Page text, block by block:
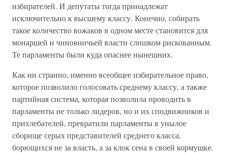
избирателей. И депутаты тогда принадлежат
исключительно к высшему классу. Конечно, собирать
такое количество вожаков в одном месте становится для
монаршей и чиновничьей власти слишком рискованным.
Те парламенты были куда опаснее нынешних.
Как ни странно, именно всеобщее избирательное право,
которое позволило голосовать среднему классу, а также
партийная система, которая позволила проводить в
парламенты не только лидеров, но и их сподвижников и
прихлебателей, превратили парламенты в унылое
сборище серых представителей среднего класса,
борющихся не за власть, а за клок сена в своей кормушке.